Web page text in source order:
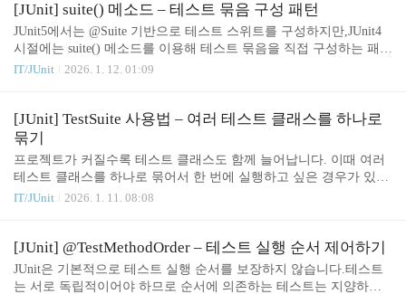
실행하는지 예제와 함께 설명합니다. 1. run() 메소드란 무엇인가?JU
nit은 테스트 실행 과정을 다음과 같은 흐름으로 처리합니다.테스트
준비테스트 메소드 실행결과 수집실패/성공 여부 반환이 전체 과정
을 하나의 메소드가 대표하는데, 그것이 바로 **run()**입니다.JUnit
3·4에서는 다음과 같은 형태로 구성됩니다.TestCase.run()TestSuite..
[JUnit] suite() 메소드 – 테스트 묶음 구성 패턴
JUnit5에서는 @Suite 기반으로 테스트 스위트를 구성하지만,JUnit4
시절에는 suite() 메소드를 이용해 테스트 묶음을 직접 구성하는 패턴
이 널리 사용되었습니다.레거시 프로젝트나 JUnit4 기반 테스트를
다. 1. suite() 메소드란?JUnit4에서 여러 테스트 클래스를 한 번에 묶
어 실행하기 위해 사용하는 정적 팩토리 메소드입니다.테스트 클래
스 안에 suite() 메소드를 만들고 그 안에서 테스트 스위트를 구성하
여 반환하는 방식입니다.이 방식은 다음과 같은 특징을 가집니다.테
스트를 프로그래밍적으로 구성할 수 있음필요한 테스트만 유연하게
선택 가능@R..
IT/JUnit 2026. 1. 12. 01:09
[JUnit] TestSuite 사용법 – 여러 테스트 클래스를 하나로
묶기
프로젝트가 커질수록 테스트 클래스도 함께 늘어납니다. 이때 여러
테스트 클래스를 하나로 묶어서 한 번에 실행하고 싶은 경우가 있습
니다. JUnit에서는 이를 위해 TestSuite 기능(또는 @Suite)을 제공합니
니다. 1. TestSuite란?TestSuite는 여러 개의 테스트 클래스를 하나의
그룹으로 묶어 한 번에 실행하는 기능입니다.CI/CD 환경에서 특정
기능군 테스트를 묶어서 실행하거나, 모듈별 테스트 실행 시 자주 사
IT/JUnit 2026. 1. 11. 08:08
[JUnit] @TestMethodOrder – 테스트 실행 순서 제어하기
JUnit은 기본적으로 테스트 실행 순서를 보장하지 않습니다.테스트
는 서로 독립적이어야 하므로 순서에 의존하는 테스트는 지양하는